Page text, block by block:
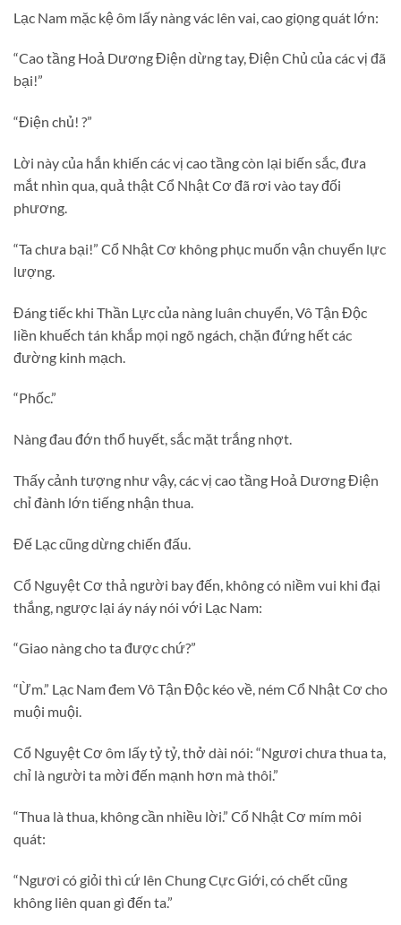
Lạc Nam mặc kệ ôm lấy nàng vác lên vai, cao giọng quát lớn:
“Cao tầng Hoả Dương Điện dừng tay, Điện Chủ của các vị đã
bại!”
“Điện chủ! ?”
Lời này của hắn khiến các vị cao tầng còn lại biến sắc, đưa
mắt nhìn qua, quả thật Cổ Nhật Cơ đã rơi vào tay đối
phương.
“Ta chưa bại!” Cổ Nhật Cơ không phục muốn vận chuyển lực
lượng.
Đáng tiếc khi Thần Lực của nàng luân chuyển, Vô Tận Độc
liền khuếch tán khắp mọi ngõ ngách, chặn đứng hết các
đường kinh mạch.
“Phốc.”
Nàng đau đớn thổ huyết, sắc mặt trắng nhợt.
Thấy cảnh tượng như vậy, các vị cao tầng Hoả Dương Điện
chỉ đành lớn tiếng nhận thua.
Đế Lạc cũng dừng chiến đấu.
Cổ Nguyệt Cơ thả người bay đến, không có niềm vui khi đại
thắng, ngược lại áy náy nói với Lạc Nam:
“Giao nàng cho ta được chứ?”
“Ừm.” Lạc Nam đem Vô Tận Độc kéo về, ném Cổ Nhật Cơ cho
muội muội.
Cổ Nguyệt Cơ ôm lấy tỷ tỷ, thở dài nói: “Ngươi chưa thua ta,
chỉ là người ta mời đến mạnh hơn mà thôi.”
“Thua là thua, không cần nhiều lời.” Cổ Nhật Cơ mím môi
quát:
“Ngươi có giỏi thì cứ lên Chung Cực Giới, có chết cũng
không liên quan gì đến ta.”